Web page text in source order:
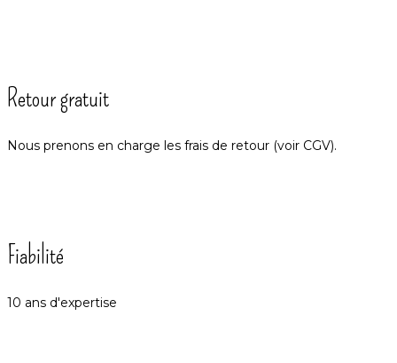
Retour gratuit
Nous prenons en charge les frais de retour (voir CGV).
Fiabilité
10 ans d'expertise